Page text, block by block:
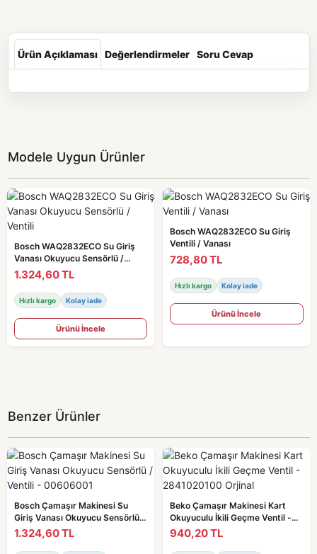
Ürün Açıklaması Değerlendirmeler Soru Cevap
Modele Uygun Ürünler
Bosch WAQ2832ECO Su Giriş
Vanası Okuyucu Sensörlü /
Ventili
1.324,60 TL
Hızlı kargo Kolay iade
Ürünü İncele
Bosch WAQ2832ECO Su Giriş
Ventili / Vanası
728,80 TL
Hızlı kargo Kolay iade
Ürünü İncele
Benzer Ürünler
Bosch Çamaşır Makinesi Su
Giriş Vanası Okuyucu Sensörlü /
Ventili - 00606001
1.324,60 TL
Beko Çamaşır Makinesi Kart
Okuyuculu İkili Geçme Ventil -
2841020100 Orjinal
940,20 TL